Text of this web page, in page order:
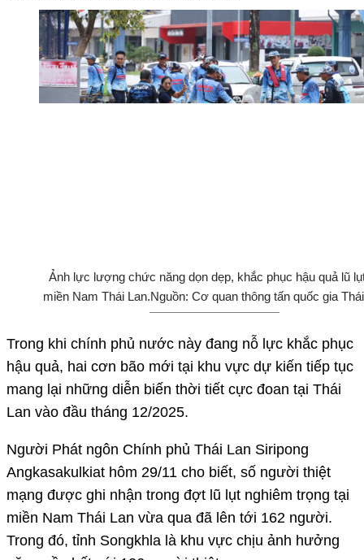
Ảnh lực lượng chức năng dọn dẹp, khắc phục hậu quả lũ
miền Nam Thái Lan.Nguồn: Cơ quan thông tấn quốc gia
mạng được ghi nhận trong đợt lũ lụt nghiêm trọng tại
miền Nam Thái Lan vừa qua đã lên tới 162 người.
nặng nề nhất với 126 người thiệt mạng.
Chính phủ Thái Lan nhận định, tình trạng lũ lụt tại
nhiều khu vực đã ghi nhận dấu hiệu cải thiện. Nếu xu
thoát hoàn toàn nước lũ trong 3 - 5 ngày tới, sớm đưa
cuộc sống người dân tại các tỉnh miền Nam Thái Lan
trở lại bình thường.
Công tác khắc phục hậu quả và tái thiết các khu dân